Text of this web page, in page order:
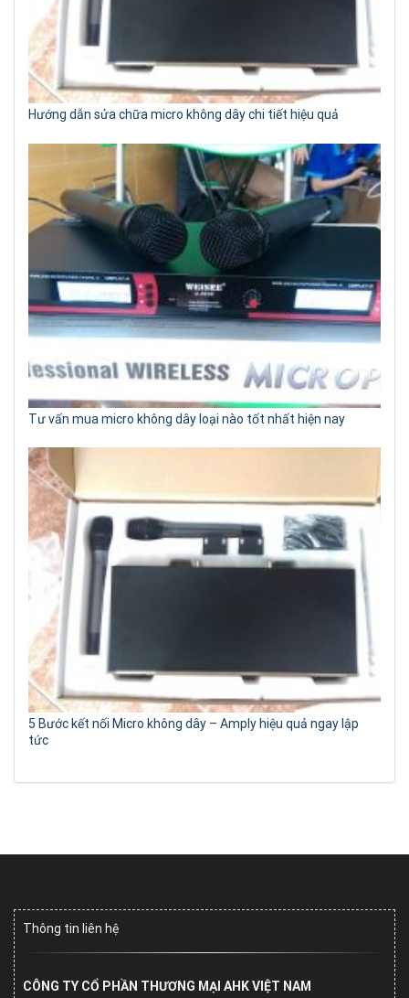
Hướng dẫn sửa chữa micro không dây chi tiết hiệu quả
Tư vấn mua micro không dây loại nào tốt nhất hiện nay
5 Bước kết nối Micro không dây – Amply hiệu quả ngay lập
tức
Thông tin liên hệ
CÔNG TY CỔ PHẦN THƯƠNG MẠI AHK VIỆT NAM